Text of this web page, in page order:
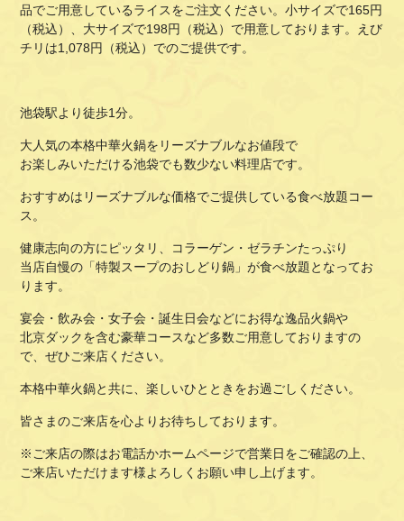
品でご用意しているライスをご注文ください。小サイズで165円
（税込）、大サイズで198円（税込）で用意しております。えび
チリは1,078円（税込）でのご提供です。
池袋駅より徒歩1分。
大人気の本格中華火鍋をリーズナブルなお値段で
お楽しみいただける池袋でも数少ない料理店です。
おすすめはリーズナブルな価格でご提供している食べ放題コー
ス。
健康志向の方にピッタリ、コラーゲン・ゼラチンたっぷり
当店自慢の「特製スープのおしどり鍋」が食べ放題となってお
ります。
宴会・飲み会・女子会・誕生日会などにお得な逸品火鍋や
北京ダックを含む豪華コースなど多数ご用意しておりますの
で、ぜひご来店ください。
本格中華火鍋と共に、楽しいひとときをお過ごしください。
皆さまのご来店を心よりお待ちしております。
※ご来店の際はお電話かホームページで営業日をご確認の上、
ご来店いただけます様よろしくお願い申し上げます。